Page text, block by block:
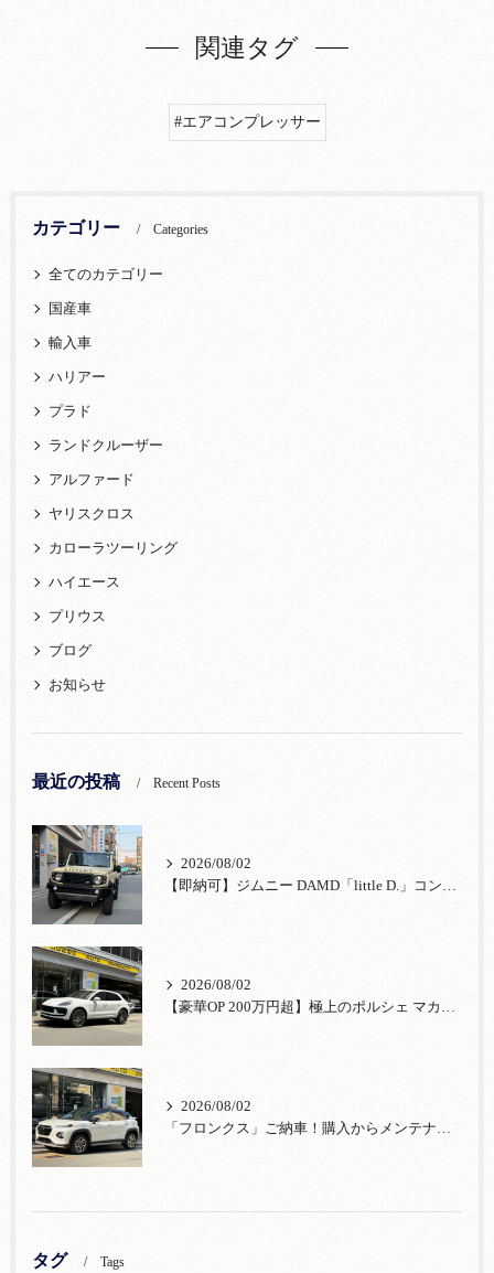
関連タグ
#エアコンプレッサー
カテゴリー Categories
全てのカテゴリー
国産車
輸入車
ハリアー
プラド
ランドクルーザー
アルファード
ヤリスクロス
カローラツーリング
ハイエース
プリウス
ブログ
お知らせ
最近の投稿 Recent Posts
2026/08/02
【即納可】ジムニー DAMD「little D.」コンプリート！登録済未使用車あり
2026/08/02
【豪華OP 200万円超】極上のポルシェ マカンが入荷！注目のオプション装備
2026/08/02
「フロンクス」ご納車！購入からメンテナンス・リコールまで！宮口自動車
タグ Tags